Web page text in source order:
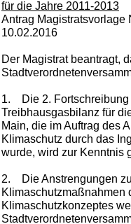
für die Jahre 2011-2013
Antrag Magistratsvorlage
10.02.2016
Der Magistrat beantragt,
1.
Die 2.
Treibhausgasbilanz für
Main, die im Auftrag des
Klimaschutz durch das
wurde, wird zur Kenntnis
2.
Die Anstrengungen
Klimaschutzmaßnahmen
Klimaschutzkonzeptes